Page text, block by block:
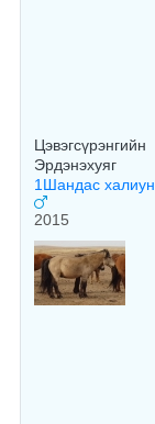
Цэвэгсүрэнгийн
Эрдэнэхуяг
1Шандас халиун
2015